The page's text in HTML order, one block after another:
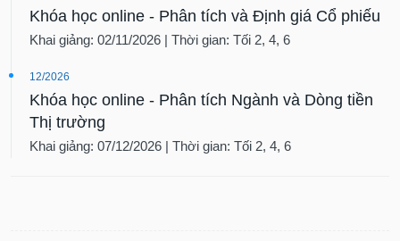
Khóa học online - Phân tích và Định giá Cổ phiếu
Khai giảng: 02/11/2026 | Thời gian: Tối 2, 4, 6
12/2026
Khóa học online - Phân tích Ngành và Dòng tiền
Thị trường
Khai giảng: 07/12/2026 | Thời gian: Tối 2, 4, 6